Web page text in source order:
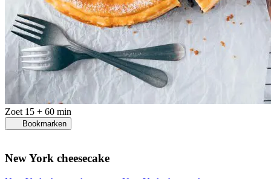
Zoet 15 + 60 min
Bookmarken
New York cheesecake